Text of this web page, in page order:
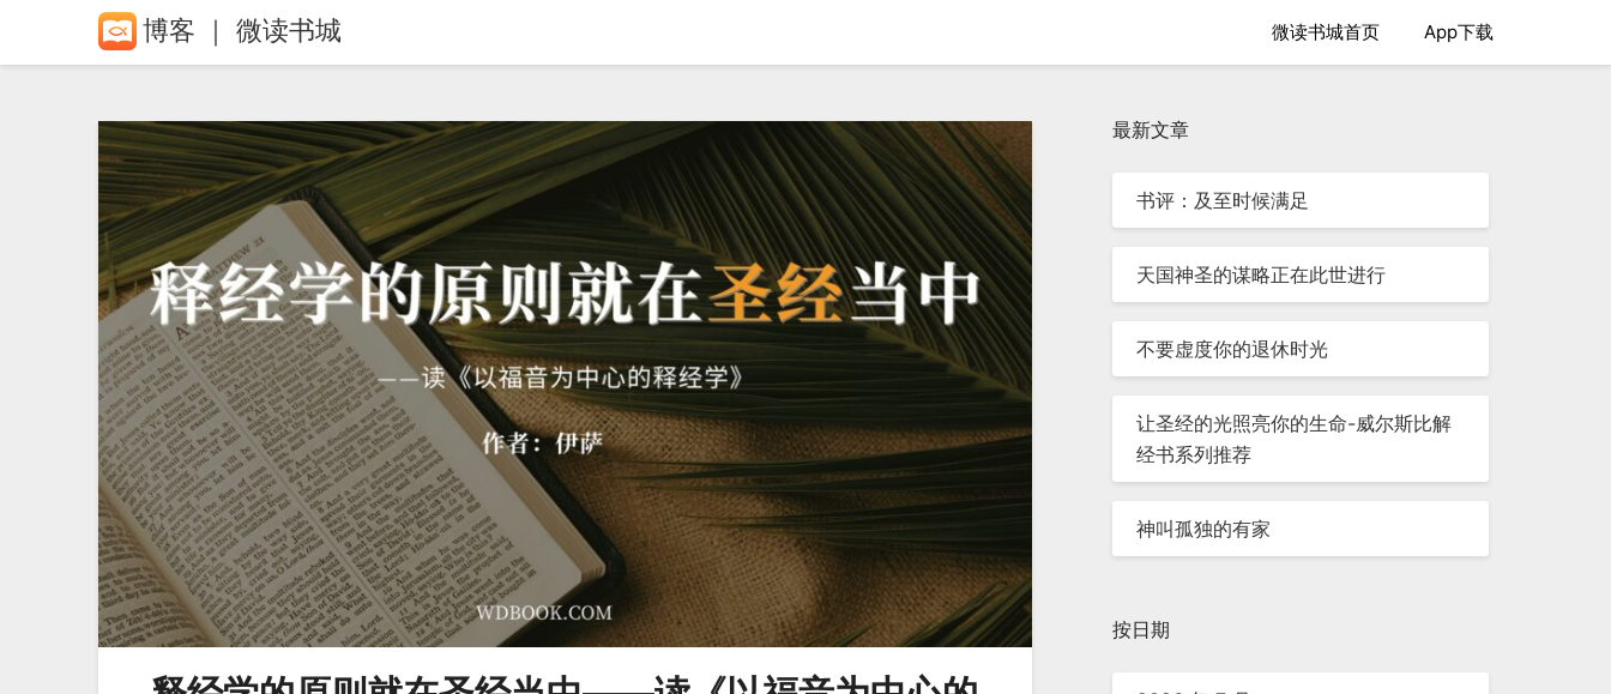
博客 ｜ 微读书城 微读书城首页 App下载
最新文章
书评：及至时候满足
天国神圣的谋略正在此世进行
不要虚度你的退休时光
让圣经的光照亮你的生命-威尔斯比解
经书系列推荐
神叫孤独的有家
按日期